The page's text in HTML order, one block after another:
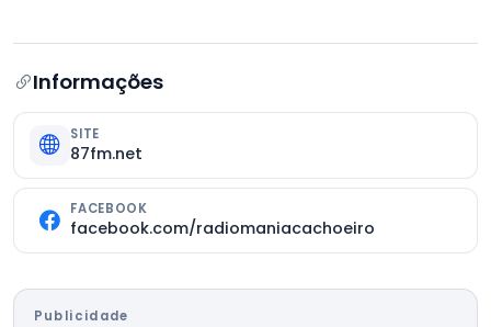
Informações
SITE
87fm.net
FACEBOOK
facebook.com/radiomaniacachoeiro
Publicidade